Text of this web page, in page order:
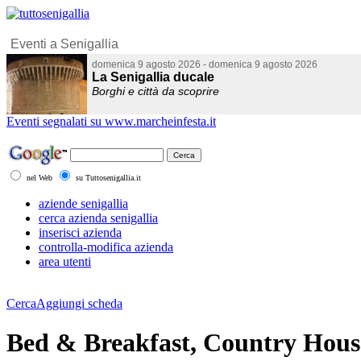
Eventi segnalati su www.marcheinfesta.it
nel Web su Tuttosenigallia.it
aziende senigallia
cerca azienda senigallia
inserisci azienda
controlla-modifica azienda
area utenti
CercaAggiungi scheda
Bed & Breakfast, Country